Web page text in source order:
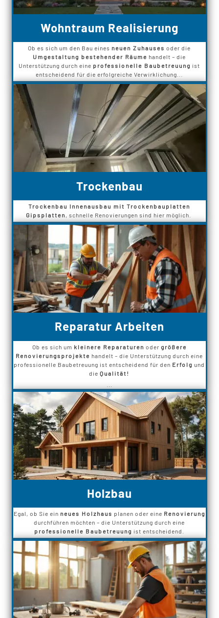
Wohntraum Realisierung
Ob es sich um den Bau eines neuen Zuhauses oder die
Umgestaltung bestehender Räume handelt – die
Unterstützung durch eine professionelle Baubetreuung ist
entscheidend für die erfolgreiche Verwirklichung...
Trockenbau
Trockenbau Innenausbau mit Trockenbauplatten
Gipsplatten , schnelle Renovierungen sind hier möglich.
Reparatur Arbeiten
Ob es sich um kleinere Reparaturen oder größere
Renovierungsprojekte handelt – die Unterstützung durch eine
professionelle Baubetreuung ist entscheidend für den Erfolg und
dieQualität!
Holzbau
Egal, ob Sie ein neues Holzhaus planen oder eine Renovierung
durchführen möchten – die Unterstützung durch eine
professionelle Baubetreuung ist entscheidend.